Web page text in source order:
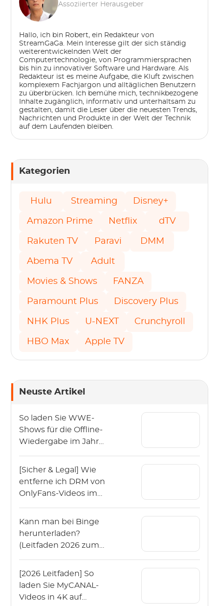
Assoziierter Herausgeber
Hallo, ich bin Robert, ein Redakteur von
StreamGaGa. Mein Interesse gilt der sich ständig
weiterentwickelnden Welt der
Computertechnologie, von Programmiersprachen
bis hin zu innovativer Software und Hardware. Als
Redakteur ist es meine Aufgabe, die Kluft zwischen
komplexem Fachjargon und alltäglichen Benutzern
zu überbrücken. Ich bemühe mich, technikbezogene
Inhalte zugänglich, informativ und unterhaltsam zu
gestalten, damit die Leser über die neuesten Trends,
Nachrichten und Produkte in der Welt der Technik
auf dem Laufenden bleiben.
Kategorien
Hulu Streaming Disney+
Amazon Prime Netflix dTV
Rakuten TV Paravi DMM
Abema TV Adult
Movies & Shows FANZA
Paramount Plus Discovery Plus
NHK Plus U-NEXT Crunchyroll
HBO Max Apple TV
Neuste Artikel
So laden Sie WWE-
Shows für die Offline-
Wiedergabe im Jahr
[Sicher & Legal] Wie
entferne ich DRM von
OnlyFans-Videos im
Kann man bei Binge
herunterladen?
(Leitfaden 2026 zum
Binge)
[2026 Leitfaden] So
laden Sie MyCANAL-
Videos in 4K auf